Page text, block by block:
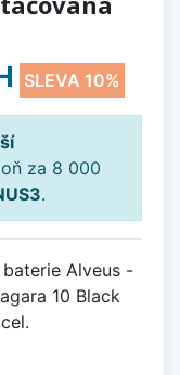
SLEVA 10%
za 8 000
.
Alveus -
10 Black